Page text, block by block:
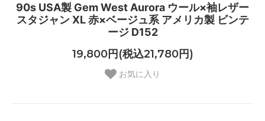
90s USA製 Gem West Aurora ウール×袖レザー
スタジャン XL 赤×ベージュ系 アメリカ製 ビンテ
ージ D152
19,800円(税込21,780円)
お気に入り